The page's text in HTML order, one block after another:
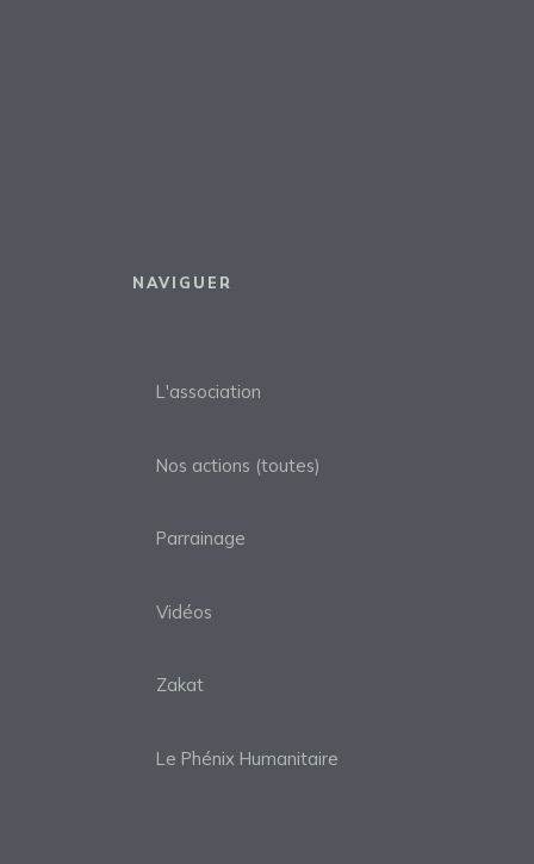
NAVIGUER
L'association
Nos actions (toutes)
Parrainage
Vidéos
Zakat
Le Phénix Humanitaire